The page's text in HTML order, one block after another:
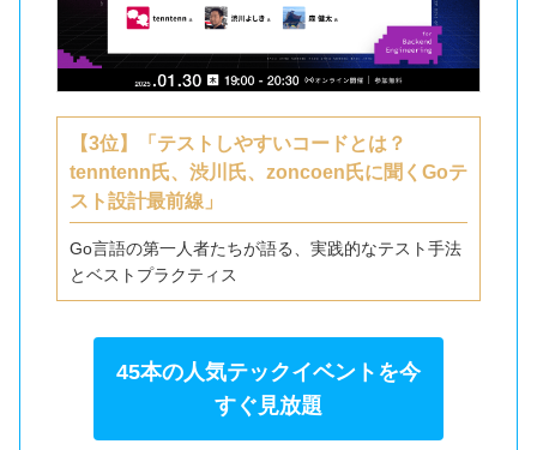
【3位】「テストしやすいコードとは？
tenntenn氏、渋川氏、zoncoen氏に聞くGoテ
スト設計最前線」
Go言語の第一人者たちが語る、実践的なテスト手法
とベストプラクティス
45本の人気テックイベントを今
すぐ見放題